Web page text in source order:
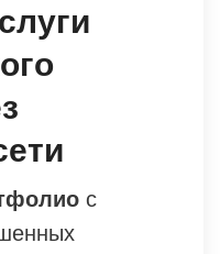
с